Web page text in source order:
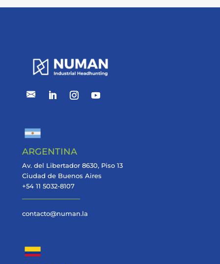
ARGENTINA
Av. del Libertador 8630, Piso 13
Ciudad de Buenos Aires
+54 11 5032-8107
contacto@numan.la